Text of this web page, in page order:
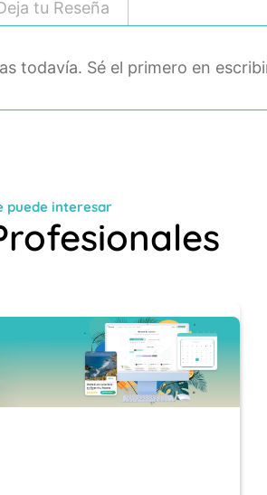
tu Reseña
todavía. Sé el primero en
puede interesar